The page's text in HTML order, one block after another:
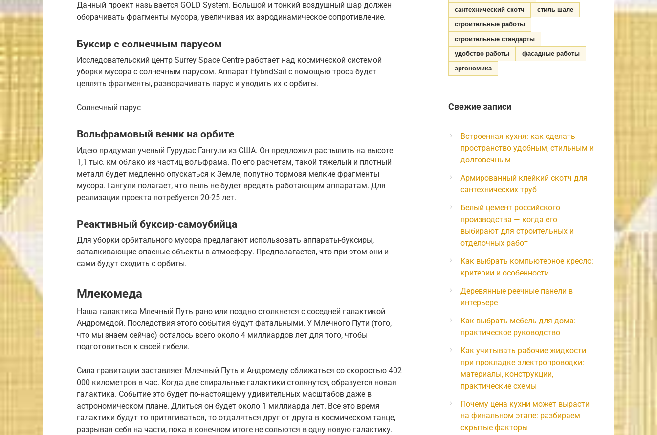
Данный проект называется GOLD System. Большой и тонкий воздушный шар должен
оборачивать фрагменты мусора, увеличивая их аэродинамическое сопротивление.
Буксир с солнечным парусом
Исследовательский центр Surrey Space Centre работает над космической системой
уборки мусора с солнечным парусом. Аппарат HybridSail с помощью троса будет
цеплять фрагменты, разворачивать парус и уводить их с орбиты.
Солнечный парус
Вольфрамовый веник на орбите
Идею придумал ученый Гурудас Гангули из США. Он предложил распылить на высоте
1,1 тыс. км облако из частиц вольфрама. По его расчетам, такой тяжелый и плотный
металл будет медленно опускаться к Земле, попутно тормозя мелкие фрагменты
мусора. Гангули полагает, что пыль не будет вредить работающим аппаратам. Для
реализации проекта потребуется 20-25 лет.
Реактивный буксир-самоубийца
Для уборки орбитального мусора предлагают использовать аппараты-буксиры,
заталкивающие опасные объекты в атмосферу. Предполагается, что при этом они и
сами будут сходить с орбиты.
Млекомеда
Наша галактика Млечный Путь рано или поздно столкнется с соседней галактикой
Андромедой. Последствия этого события будут фатальными. У Млечного Пути (того,
что мы знаем сейчас) осталось всего около 4 миллиардов лет для того, чтобы
подготовиться к своей гибели.
Сила гравитации заставляет Млечный Путь и Андромеду сближаться со скоростью 402
000 километров в час. Когда две спиральные галактики столкнутся, образуется новая
галактика. Событие это будет по-настоящему удивительных масштабов даже в
астрономическом плане. Длиться он будет около 1 миллиарда лет. Все это время
галактики будут то притягиваться, то отдаляться друг от друга в космическом танце,
разрывая себя на части, пока в конечном итоге не сольются в одну новую галактику.
сантехнический скотч
стиль шале
строительные работы
строительные стандарты
удобство работы
фасадные работы
эргономика
Свежие записи
Встроенная кухня: как сделать
пространство удобным, стильным и
долговечным
Армированный клейкий скотч для
сантехнических труб
Белый цемент российского
производства — когда его
выбирают для строительных и
отделочных работ
Как выбрать компьютерное кресло:
критерии и особенности
Деревянные реечные панели в
интерьере
Как выбрать мебель для дома:
практическое руководство
Как учитывать рабочие жидкости
при прокладке электропроводки:
материалы, конструкции,
практические схемы
Почему цена кухни может вырасти
на финальном этапе: разбираем
скрытые факторы